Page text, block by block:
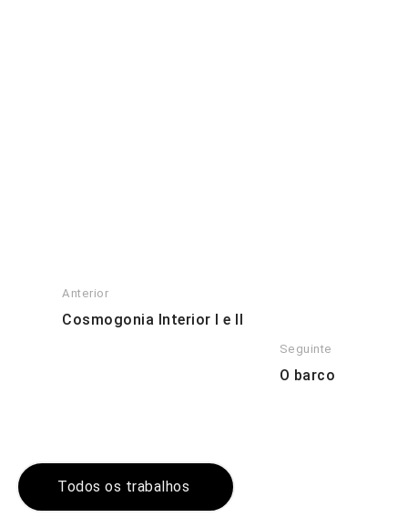
Anterior
Cosmogonia Interior I e II
Seguinte
O barco
Todos os trabalhos